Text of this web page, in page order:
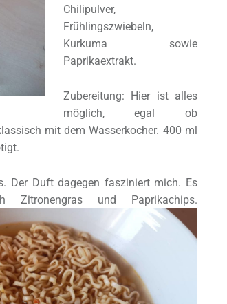
Chilipulver,
Frühlingszwiebeln,
Kurkuma sowie
Paprikaextrakt.
Zubereitung: Hier ist alles
möglich, egal ob
mit dem Wasserkocher. 400 ml
Der Duft dagegen fasziniert mich. Es
und Paprikachips.